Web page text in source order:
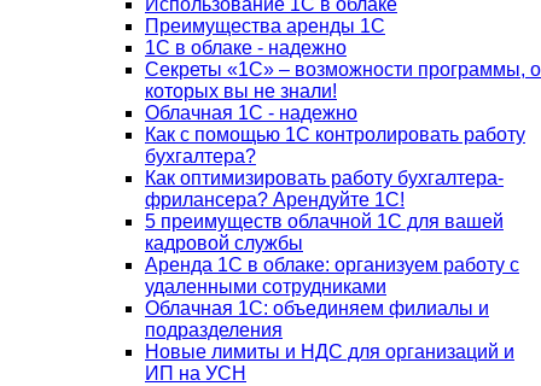
Использование 1С в облаке
Преимущества аренды 1С
1С в облаке - надежно
Секреты «1С» – возможности программы, о
которых вы не знали!
Облачная 1С - надежно
Как с помощью 1С контролировать работу
бухгалтера?
Как оптимизировать работу бухгалтера-
фрилансера? Арендуйте 1С!
5 преимуществ облачной 1С для вашей
кадровой службы
Аренда 1С в облаке: организуем работу с
удаленными сотрудниками
Облачная 1С: объединяем филиалы и
подразделения
Новые лимиты и НДС для организаций и
ИП на УСН